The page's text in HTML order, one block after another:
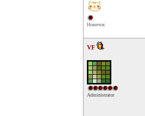
Новичок
VF
Administrator